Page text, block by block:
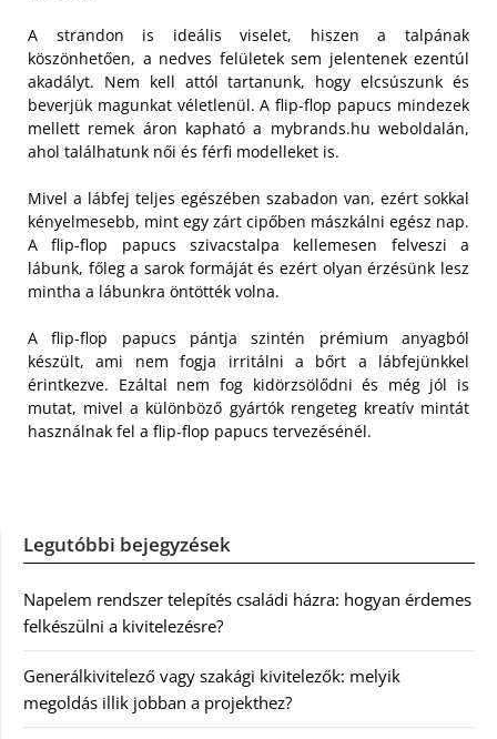
A strandon is ideális viselet, hiszen a talpának
köszönhetően, a nedves felületek sem jelentenek ezentúl
akadályt. Nem kell attól tartanunk, hogy elcsúszunk és
beverjük magunkat véletlenül. A flip-flop papucs mindezek
mellett remek áron kapható a mybrands.hu weboldalán,
ahol találhatunk női és férfi modelleket is.
Mivel a lábfej teljes egészében szabadon van, ezért sokkal
kényelmesebb, mint egy zárt cipőben mászkálni egész nap.
A flip-flop papucs szivacstalpa kellemesen felveszi a
lábunk, főleg a sarok formáját és ezért olyan érzésünk lesz
mintha a lábunkra öntötték volna.
A flip-flop papucs pántja szintén prémium anyagból
készült, ami nem fogja irritálni a bőrt a lábfejünkkel
érintkezve. Ezáltal nem fog kidörzsölődni és még jól is
mutat, mivel a különböző gyártók rengeteg kreatív mintát
használnak fel a flip-flop papucs tervezésénél.
Legutóbbi bejegyzések
Napelem rendszer telepítés családi házra: hogyan érdemes
felkészülni a kivitelezésre?
Generálkivitelező vagy szakági kivitelezők: melyik
megoldás illik jobban a projekthez?